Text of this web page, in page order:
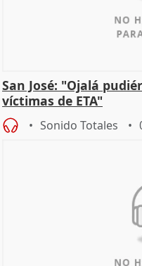
San José: "Ojalá
víctimas de ETA"
Sonido Totales